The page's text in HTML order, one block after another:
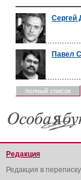
Павел
полный список
Редакция
Редакция в